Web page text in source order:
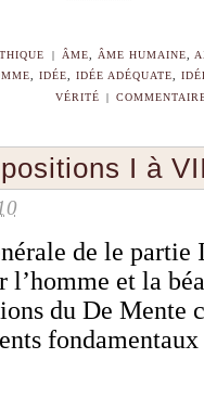
| ÂME ÂME HUMAINE
IDÉE IDÉE ADÉQUATE
VÉRITÉ
|
I à
de le
l’homme et la
du De Mente
fondamentaux